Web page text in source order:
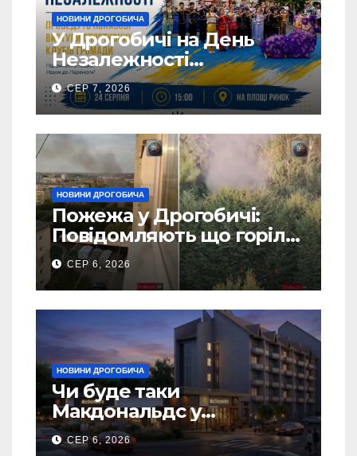
НОВИНИ ДРОГОБИЧА
У Дрогобичі на День
Незалежності
виступатимуть спортивні
клубів громадии
СЕР 7, 2026
НОВИНИ ДРОГОБИЧА
Пожежа у Дрогобичі:
Повідомляють що горіло
5 гаражів (Відео)
СЕР 6, 2026
НОВИНИ ДРОГОБИЧА
Чи буде таки
Макдональдс у
Дрогобичі? (Фото)
СЕР 6, 2026